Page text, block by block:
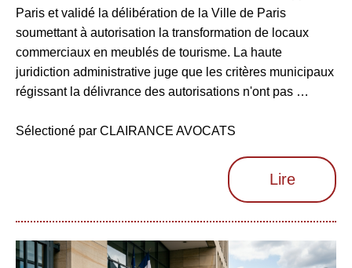
Paris et validé la délibération de la Ville de Paris
soumettant à autorisation la transformation de locaux
commerciaux en meublés de tourisme. La haute
juridiction administrative juge que les critères municipaux
régissant la délivrance des autorisations n'ont pas …
Sélectioné par CLAIRANCE AVOCATS
Lire